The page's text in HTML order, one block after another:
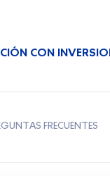
CON
FRECUENTES